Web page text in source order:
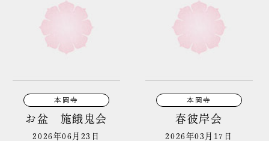
本岡寺
お盆 施餓鬼会
2026年06月23日
本岡寺
春彼岸会
2026年03月17日